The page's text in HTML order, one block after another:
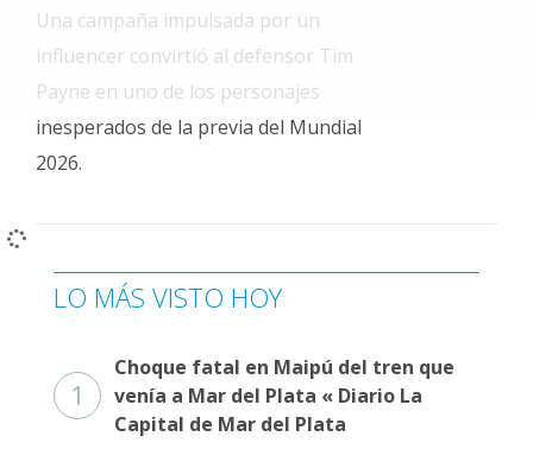
de
Clasificados
Fúnebres
Una campaña impulsada por un
influencer convirtió al defensor Tim
Payne en uno de los personajes
inesperados de la previa del Mundial
2026.
LO MÁS VISTO HOY
1
Choque fatal en Maipú del tren que
venía a Mar del Plata « Diario La
Capital de Mar del Plata